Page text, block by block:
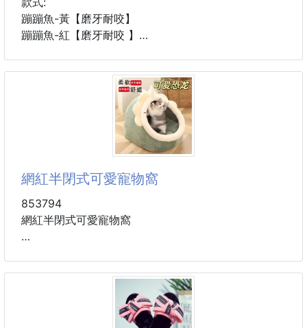
蹦蹦魚-黃【磨牙耐咬】
蹦蹦魚-紅【磨牙耐咬 】
網紅半閉式可愛寵物窩
853794
網紅半閉式可愛寵物窩
材質：水晶超柔短毛絨面料、高回彈雲朵棉填充
顏色：可愛喜洋洋、可愛恐龍、可愛兔子、粉色喜洋洋